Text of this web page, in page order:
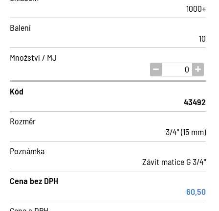
1000+
Balení
10
Množství / MJ
Kód
43492
Rozměr
3/4" (15 mm)
Poznámka
Závit matice G 3/4"
Cena bez DPH
60,50